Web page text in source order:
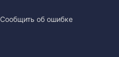
Сообщить об ошибке